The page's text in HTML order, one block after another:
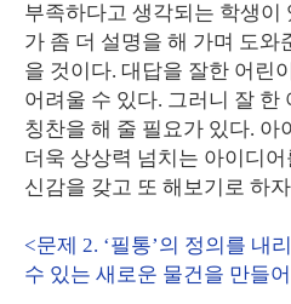
부족하다고 생각되는 학생이
가 좀 더 설명을 해 가며 도와
을 것이다. 대답을 잘한 어린
어려울 수 있다. 그러니 잘 한
칭찬을 해 줄 필요가 있다. 아
더욱 상상력 넘치는 아이디
신감을 갖고 또 해보기로 하
<문제 2. ‘필통’의 정의를 내
수 있는 새로운 물건을 만들